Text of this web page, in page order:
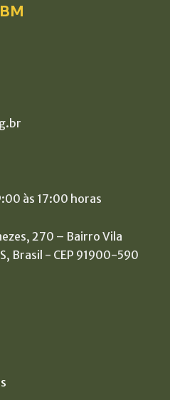
às 17:00 horas
270 – Bairro Vila
Brasil - CEP 91900-590